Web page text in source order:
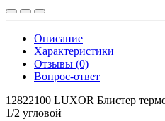
Описание
Характеристики
Отзывы (0)
Вопрос-ответ
12822100 LUXOR Блистер
1/2 угловой